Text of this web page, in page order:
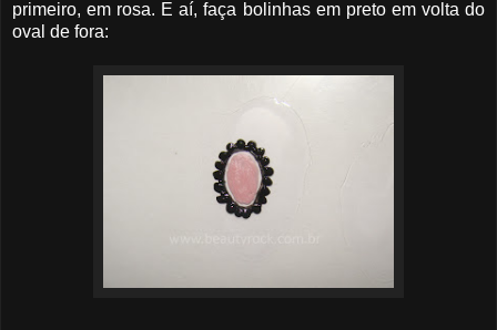
primeiro, em rosa. E aí, faça bolinhas em preto em volta do
oval de fora: